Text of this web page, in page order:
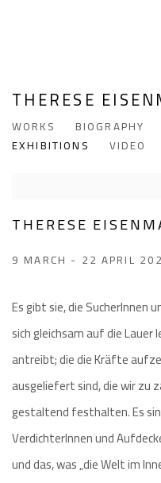
THERESE
WORKS
BIOGRAPHY
EXHIBITIONS
VIDEO
THERESE
9 MARCH - 22 APRIL
Es gibt sie, die SucherInnen
sich gleichsam auf die Lauer
antreibt; die die Kräfte
ausgeliefert sind, die wir zu
gestaltend festhalten. Es
VerdichterInnen und
und das, was „die Welt im